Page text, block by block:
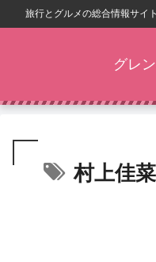
旅行とグルメの総合情報サイ
グレ
村上佳